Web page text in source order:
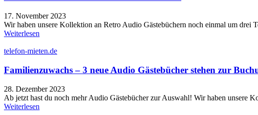
17. November 2023
Wir haben unsere Kollektion an Retro Audio Gästebüchern noch einmal um drei
Weiterlesen
telefon-mieten.de
Familienzuwachs – 3 neue Audio Gästebücher stehen zur
28. Dezember 2023
Ab jetzt hast du noch mehr Audio Gästebücher zur Auswahl! Wir haben unsere
Weiterlesen